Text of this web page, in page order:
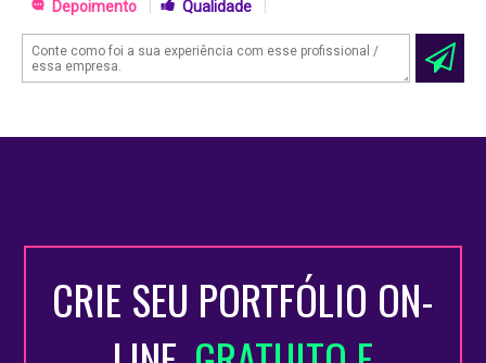
Depoimento Qualidade
CRIE SEU PORTFÓLIO ON-